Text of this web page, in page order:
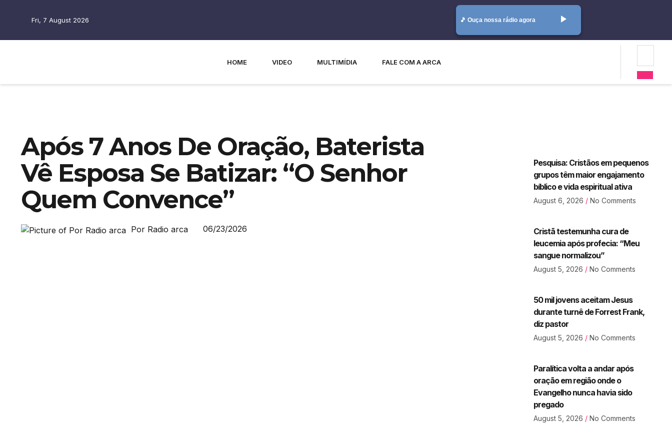
Fri, 7 August 2026 🎵 Ouça nossa rádio agora play_arrow
HOME VIDEO MULTIMÍDIA FALE COM A ARCA
Após 7 Anos De Oração, Baterista
Vê Esposa Se Batizar: “O Senhor
Quem Convence”
Por Radio arca 06/23/2026
Pesquisa: Cristãos em pequenos
grupos têm maior engajamento
bíblico e vida espiritual ativa
August 6, 2026 No Comments
Cristã testemunha cura de
leucemia após profecia: “Meu
sangue normalizou”
August 5, 2026 No Comments
50 mil jovens aceitam Jesus
durante turnê de Forrest Frank,
diz pastor
August 5, 2026 No Comments
Paralítica volta a andar após
oração em região onde o
Evangelho nunca havia sido
pregado
August 5, 2026 No Comments